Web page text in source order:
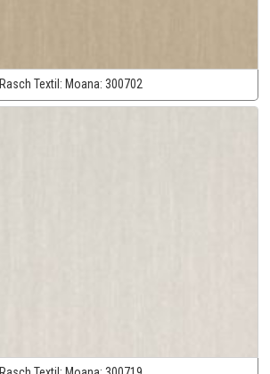
Rasch Textil: Moana: 300702